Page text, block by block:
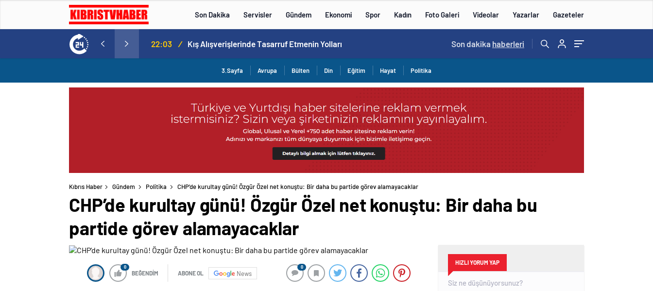
Son Dakika Servisler Gündem Ekonomi Spor Kadın Foto Galeri Videolar Yazarlar Gazeteler
22:03 / Kış Alışverişlerinde Tasarruf Etmenin Yolları Son dakika haberleri
3.Sayfa Avrupa Bülten Din Eğitim Hayat Politika
Kıbrıs Haber Gündem Politika CHP’de kurultay günü! Özgür Özel net konuştu: Bir daha bu partide görev alamayacaklar
CHP’de kurultay günü! Özgür Özel net konuştu: Bir daha bu
partide görev alamayacaklar
0
BEĞENDİM ABONE OL News
0
HIZLI YORUM YAP